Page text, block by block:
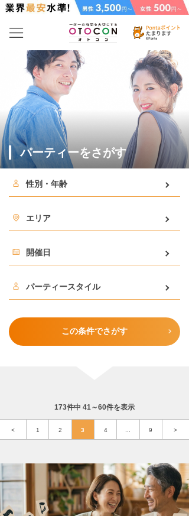
パーティーをさがす
性別・年齢
エリア
開催日
パーティースタイル
この条件でさがす
173件中 41～60件を表示
< 1 2 3 4 9 >